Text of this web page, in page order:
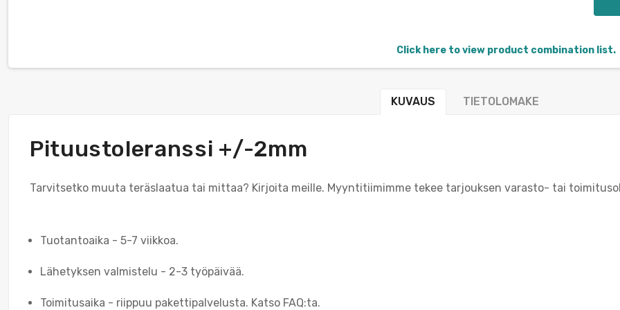
Click here to view product combination list.
KUVAUS TIETOLOMAKE
Pituustoleranssi +/-2mm
Tarvitsetko muuta teräslaatua tai mittaa? Kirjoita meille. Myyntitiimimme tekee tarjouksen varasto- tai
Tuotantoaika - 5-7 viikkoa.
Lähetyksen valmistelu - 2-3 työpäivää.
Toimitusaika - riippuu pakettipalvelusta. Katso FAQ:ta.